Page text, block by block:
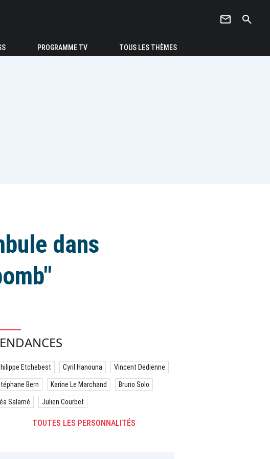
newsletter search
PROGRAMME TV TOUS LES THÈMES
dans
Etchebest Cyril Hanouna Vincent Dedienne
Bern Karine Le Marchand Bruno Solo
Salamé Julien Courbet
TOUTES LES PERSONNALITÉS